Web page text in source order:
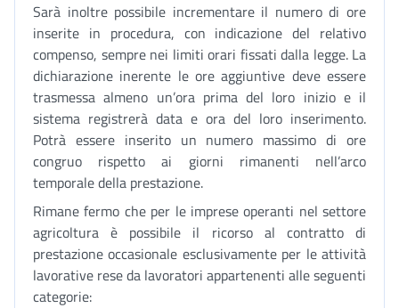
Sarà inoltre possibile incrementare il numero di ore
inserite in procedura, con indicazione del relativo
compenso, sempre nei limiti orari fissati dalla legge. La
dichiarazione inerente le ore aggiuntive deve essere
trasmessa almeno un’ora prima del loro inizio e il
sistema registrerà data e ora del loro inserimento.
Potrà essere inserito un numero massimo di ore
congruo rispetto ai giorni rimanenti nell’arco
temporale della prestazione.
Rimane fermo che per le imprese operanti nel settore
agricoltura è possibile il ricorso al contratto di
prestazione occasionale esclusivamente per le attività
lavorative rese da lavoratori appartenenti alle seguenti
categorie: